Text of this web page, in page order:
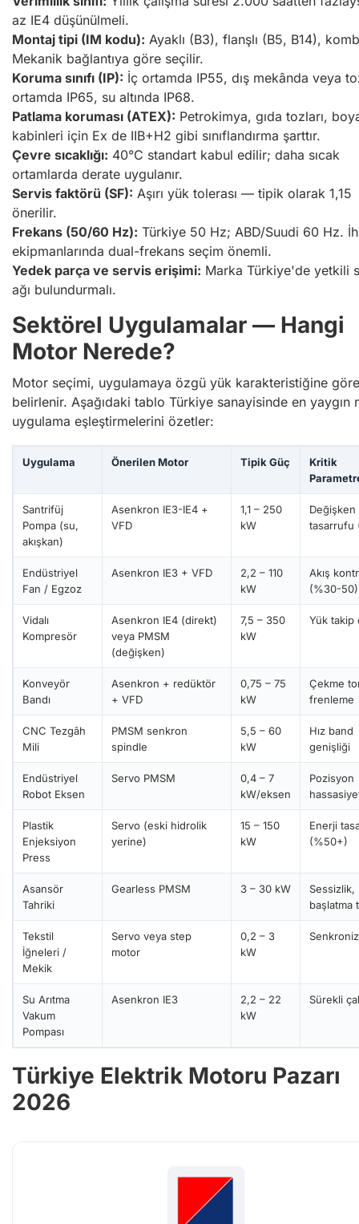
az IE4 düşünülmeli.
Montaj tipi (IM kodu): Ayaklı (B3), flanşlı (B5, B14),
Mekanik bağlantıya göre seçilir.
Koruma sınıfı (IP): İç ortamda IP55, dış mekânda veya
ortamda IP65, su altında IP68.
Patlama koruması (ATEX): Petrokimya, gıda tozları,
kabinleri için Ex de IIB+H2 gibi sınıflandırma şarttır.
Çevre sıcaklığı: 40°C standart kabul edilir; daha sıcak
ortamlarda derate uygulanır.
Servis faktörü (SF): Aşırı yük tolerası — tipik olarak 1,15
önerilir.
Frekans (50/60 Hz): Türkiye 50 Hz; ABD/Suudi 60 Hz.
ekipmanlarında dual-frekans seçim önemli.
Yedek parça ve servis erişimi: Marka Türkiye'de yetkili
ağı bulundurmalı.
Sektörel Uygulamalar — Hangi
Motor Nerede?
Motor seçimi, uygulamaya özgü yük karakteristiğine göre
belirlenir. Aşağıdaki tablo Türkiye sanayisinde en yaygın
uygulama eşleştirmelerini özetler:
Uygulama Önerilen Motor Tipik Güç
Kritik
Santrifüj
Pompa (su,
akışkan)
Asenkron IE3-IE4 +
VFD
1,1 – 250
kW
Değişken
tasarrufu
Endüstriyel
Fan / Egzoz
Asenkron IE3 + VFD
2,2 – 110
kW
Akış
(%30-50)
Vidalı
Kompresör
Asenkron IE4 (direkt)
veya PMSM
(değişken)
7,5 – 350
kW
Yük takip
Konveyör
Bandı
Asenkron + redüktör
+ VFD
0,75 – 75
kW
Çekme
frenleme
CNC Tezgâh
Mili
PMSM senkron
spindle
5,5 – 60
kW
Hız band
genişliği
Endüstriyel
Robot Eksen
Servo PMSM
0,4 – 7
kW/eksen
Pozisyon
Plastik
Enjeksiyon
Press
Servo (eski hidrolik
yerine)
15 – 150
kW
Enerji
(%50+)
Asansör
Tahriki
Gearless PMSM 3 – 30 kW
Sessizlik,
başlatma
Tekstil
İğneleri /
Mekik
Servo veya step
motor
0,2 – 3
kW
Su Arıtma
Vakum
Pompası
Asenkron IE3
2,2 – 22
kW
Sürekli
Türkiye Elektrik Motoru Pazarı
2026